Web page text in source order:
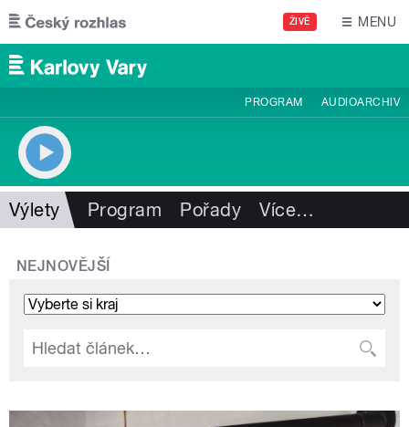
Přejít k hlavnímu obsahu
ŽIVĚ MENU
PROGRAM AUDIOARCHIV
Výlety Program Pořady Více…
NEJNOVĚJŠÍ